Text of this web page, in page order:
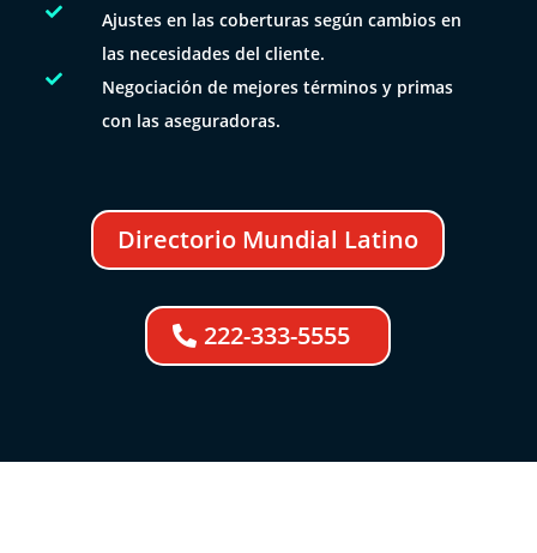

Ajustes en las coberturas según cambios en
las necesidades del cliente.

Negociación de mejores términos y primas
con las aseguradoras.
Directorio Mundial Latino
222-333-5555